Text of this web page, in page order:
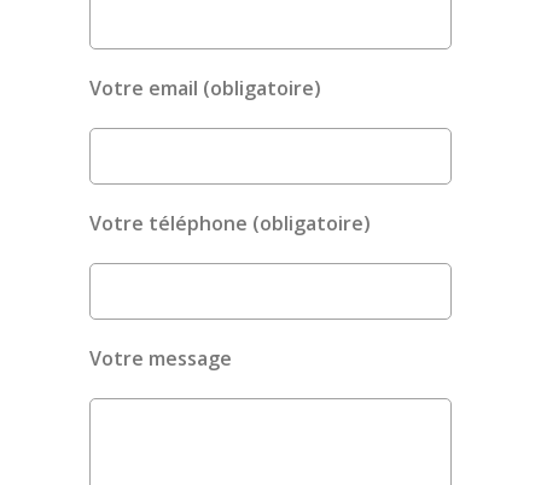
Votre email (obligatoire)
Votre téléphone (obligatoire)
Votre message